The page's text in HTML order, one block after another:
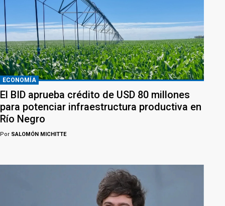
ECONOMÍA
El BID aprueba crédito de USD 80 millones
para potenciar infraestructura productiva en
Río Negro
Por SALOMÓN MICHITTE